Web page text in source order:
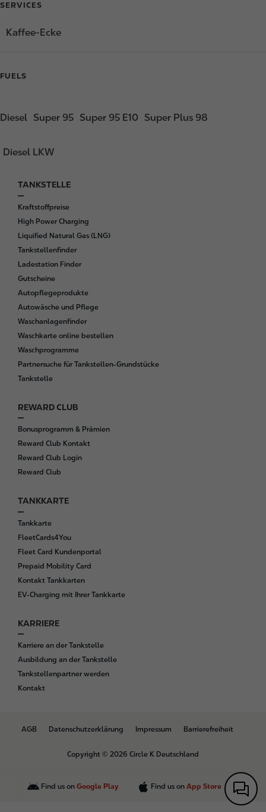
SERVICES
Kaffee-Ecke
FUELS
Diesel Super 95 Super 95 E10 Super Plus 98
Diesel LKW
F
o
o
t
e
r
TANKSTELLE
Kraftstoffpreise
High Power Charging
Liquified Natural Gas (LNG)
Tankstellenfinder
Ladestation Finder
Gutscheine
Autopflegeprodukte
Autowäsche und Pflege
Waschanlagenfinder
Waschkarte online bestellen
Waschprogramme
Partnersuche für Tankstellen-Grundstücke
Tankstelle
REWARD CLUB
Bonusprogramm & Prämien
Reward Club Kontakt
Reward Club Login
Reward Club
TANKKARTE
Tankkarte
FleetCards4You
Fleet Card Kundenportal
Prepaid Mobility Card
Kontakt Tankkarten
EV-Charging mit Ihrer Tankkarte
KARRIERE
Karriere an der Tankstelle
Ausbildung an der Tankstelle
Tankstellenpartner werden
Kontakt
B
AGB Datenschutzerklärung Impressum Barrierefreiheit
Copyright © 2026 Circle K Deutschland
Find us on Google Play Find us on App Store